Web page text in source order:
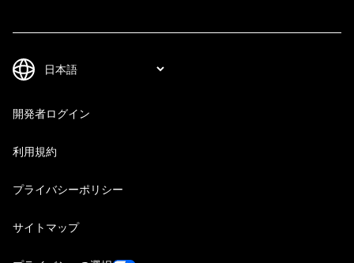
開発者ログイン
利用規約
プライバシーポリシー
サイトマップ